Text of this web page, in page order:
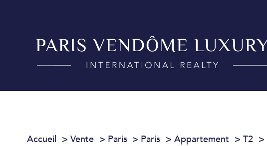
Accueil Vente Paris Paris Appartement T2